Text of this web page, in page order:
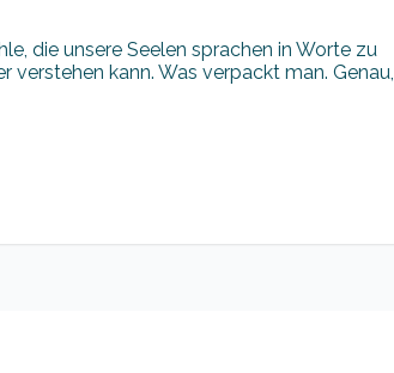
die unsere Seelen sprachen in Worte zu
verstehen kann. Was verpackt man. Genau,